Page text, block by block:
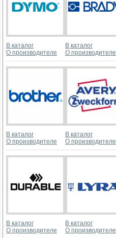
В каталог
О производителе
В каталог
О производителе
В каталог
О производителе
В каталог
О производителе
В каталог
О производителе
В каталог
О производителе